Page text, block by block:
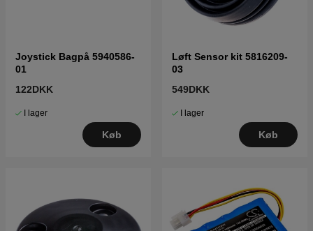
Joystick Bagpå 5940586-
01
122DKK
I lager
Køb
Løft Sensor kit 5816209-
03
549DKK
I lager
Køb